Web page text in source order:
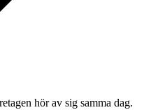
hör av sig samma dag.